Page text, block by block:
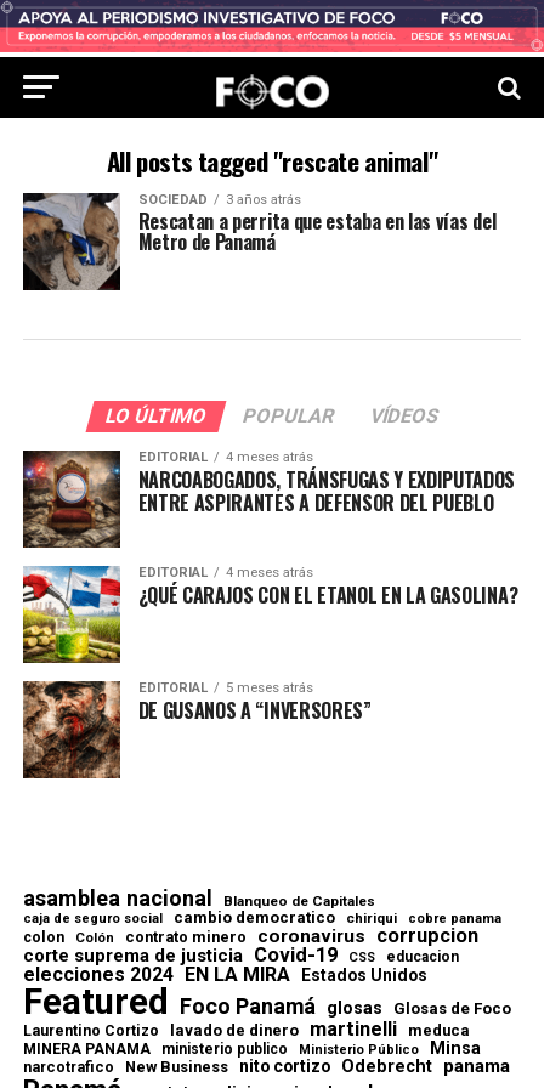
All posts tagged "rescate animal"
SOCIEDAD 3 años atrás
Rescatan a perrita que estaba en las vías del
Metro de Panamá
LO ÚLTIMO POPULAR VÍDEOS
EDITORIAL 4 meses atrás
NARCOABOGADOS, TRÁNSFUGAS Y EXDIPUTADOS
ENTRE ASPIRANTES A DEFENSOR DEL PUEBLO
EDITORIAL 4 meses atrás
¿QUÉ CARAJOS CON EL ETANOL EN LA GASOLINA?
EDITORIAL 5 meses atrás
DE GUSANOS A “INVERSORES”
asamblea nacional Blanqueo de Capitales
caja de seguro social cambio democratico chiriqui cobre panama
colon Colón contrato minero coronavirus corrupcion
corte suprema de justicia Covid-19 CSS educacion
elecciones 2024 EN LA MIRA Estados Unidos
Featured Foco Panamá glosas Glosas de Foco
Laurentino Cortizo lavado de dinero martinelli meduca
MINERA PANAMA ministerio publico Ministerio Público Minsa
narcotrafico New Business nito cortizo Odebrecht panama